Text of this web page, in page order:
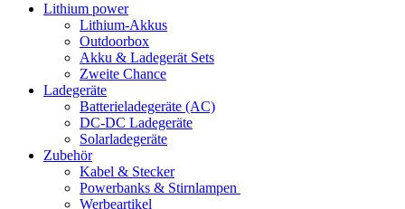
Lithium power
Lithium-Akkus
Outdoorbox
Akku & Ladegerät Sets
Zweite Chance
Ladegeräte
Batterieladegeräte (AC)
DC-DC Ladegeräte
Solarladegeräte
Zubehör
Kabel & Stecker
Powerbanks & Stirnlampen
Werbeartikel